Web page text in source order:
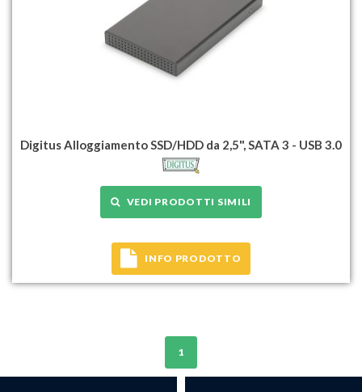
Digitus Alloggiamento SSD/HDD da 2,5", SATA 3 - USB 3.0
VEDI PRODOTTI SIMILI
INFO PRODOTTO
1